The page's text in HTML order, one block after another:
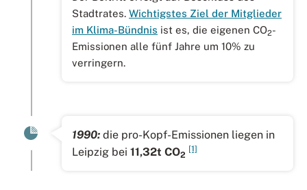
Stadtrates. Wichtigstes Ziel der Mitglieder
im Klima-Bündnis ist es, die eigenen CO2-
Emissionen alle fünf Jahre um 10% zu
verringern.
1990: die pro-Kopf-Emissionen liegen in
Leipzig bei 11,32t CO2
[1]